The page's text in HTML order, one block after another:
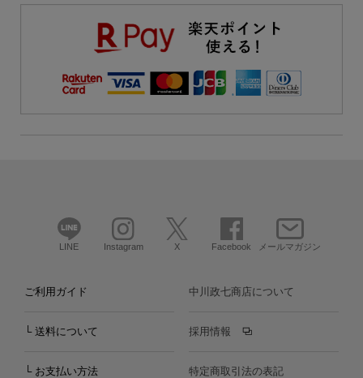
LINE Instagram X Facebook メールマガジン
ご利用ガイド
└ 送料について
└ お支払い方法
中川政七商店について
採用情報
特定商取引法の表記